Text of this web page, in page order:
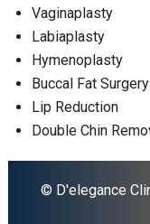
Vaginaplasty
Labiaplasty
Hymenoplasty
Buccal Fat Surgery
Lip Reduction
Double Chin
© D'elegance